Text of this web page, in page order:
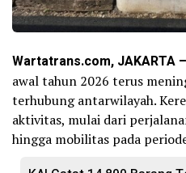
Wartatrans.com, JAKARTA –
awal tahun 2026 terus
terhubung antarwilayah.
aktivitas, mulai dari
hingga mobilitas pada